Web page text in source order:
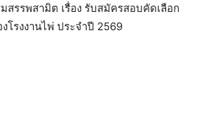
สรรพสามิต เรื่อง รับสมัครสอบคัดเลือก
โรงงานไพ่ ประจำปี 2569